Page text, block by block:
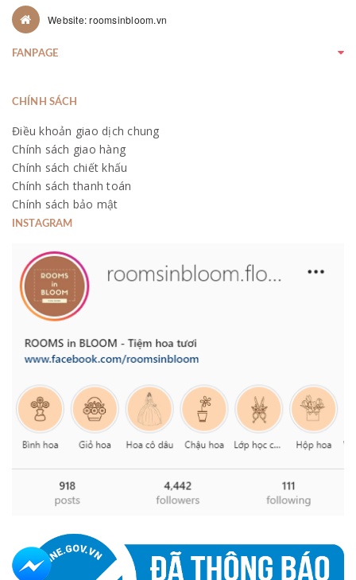
Website: roomsinbloom.vn
FANPAGE
CHÍNH SÁCH
Điều khoản giao dịch chung
Chính sách giao hàng
Chính sách chiết khấu
Chính sách thanh toán
Chính sách bảo mật
INSTAGRAM